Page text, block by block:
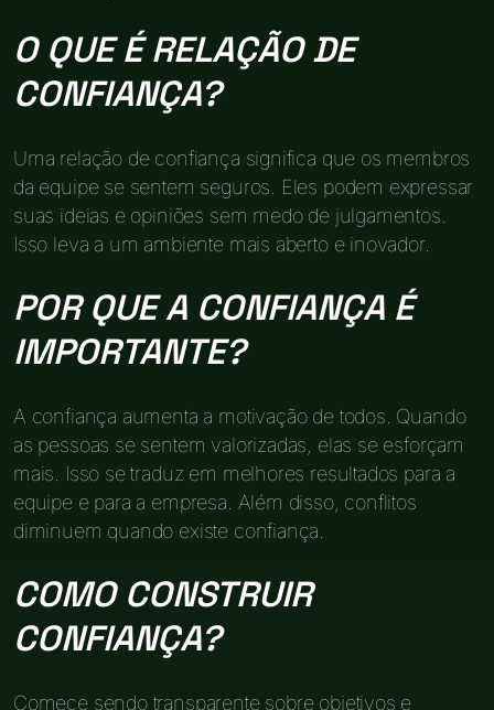
O QUE É RELAÇÃO DE
CONFIANÇA?
Uma relação de confiança significa que os membros
da equipe se sentem seguros. Eles podem expressar
suas ideias e opiniões sem medo de julgamentos.
Isso leva a um ambiente mais aberto e inovador.
POR QUE A CONFIANÇA É
IMPORTANTE?
A confiança aumenta a motivação de todos. Quando
as pessoas se sentem valorizadas, elas se esforçam
mais. Isso se traduz em melhores resultados para a
equipe e para a empresa. Além disso, conflitos
diminuem quando existe confiança.
COMO CONSTRUIR
CONFIANÇA?
Comece sendo transparente sobre objetivos e